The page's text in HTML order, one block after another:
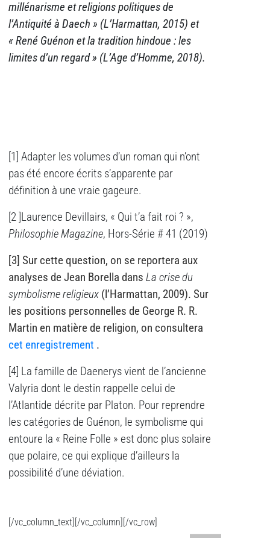
millénarisme et religions politiques de
l’Antiquité à Daech » (L’Harmattan, 2015) et
« René Guénon et la tradition hindoue : les
limites d’un regard » (L’Age d’Homme, 2018).
[1] Adapter les volumes d’un roman qui n’ont
pas été encore écrits s’apparente par
définition à une vraie gageure.
[2 ]Laurence Devillairs, « Qui t’a fait roi ? »,
Philosophie Magazine, Hors-Série # 41 (2019)
[3] Sur cette question, on se reportera aux
analyses de Jean Borella dans La crise du
symbolisme religieux (l’Harmattan, 2009). Sur
les positions personnelles de George R. R.
Martin en matière de religion, on consultera
cet enregistrement .
[4] La famille de Daenerys vient de l’ancienne
Valyria dont le destin rappelle celui de
l’Atlantide décrite par Platon. Pour reprendre
les catégories de Guénon, le symbolisme qui
entoure la « Reine Folle » est donc plus solaire
que polaire, ce qui explique d’ailleurs la
possibilité d’une déviation.
[/vc_column_text][/vc_column][/vc_row]